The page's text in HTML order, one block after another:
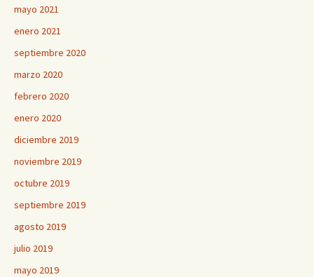
mayo 2021
enero 2021
septiembre 2020
marzo 2020
febrero 2020
enero 2020
diciembre 2019
noviembre 2019
octubre 2019
septiembre 2019
agosto 2019
julio 2019
mayo 2019